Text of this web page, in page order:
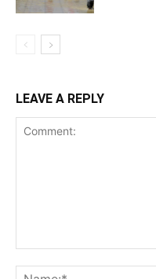
LEAVE A REPLY